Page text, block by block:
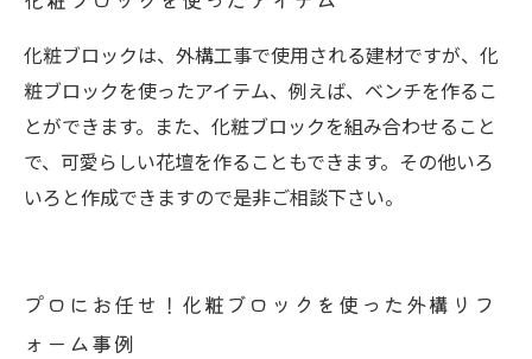
化粧ブロックは、外構工事で使用される建材ですが、化
粧ブロックを使ったアイテム、例えば、ベンチを作るこ
とができます。また、化粧ブロックを組み合わせること
で、可愛らしい花壇を作ることもできます。その他いろ
いろと作成できますので是非ご相談下さい。
プロにお任せ！化粧ブロックを使った外構リフ
ォーム事例